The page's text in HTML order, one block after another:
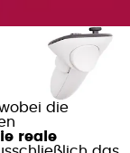
die
reale